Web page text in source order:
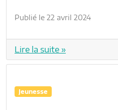
Publié le 22 avril 2024
Lire la suite »
Jeunesse